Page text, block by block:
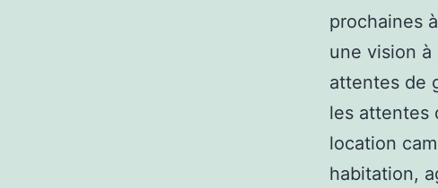
prochaines
une vision
attentes de
les attentes
location
habitation,